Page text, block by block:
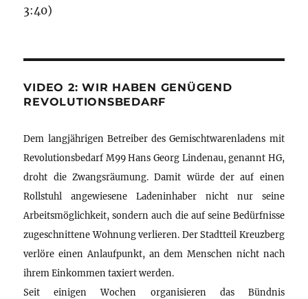
3:40)
VIDEO 2: WIR HABEN GENÜGEND
REVOLUTIONSBEDARF
Dem langjährigen Betreiber des Gemischtwarenladens mit
Revolutionsbedarf M99 Hans Georg Lindenau, genannt HG,
droht die Zwangsräumung. Damit würde der auf einen
Rollstuhl angewiesene Ladeninhaber nicht nur seine
Arbeitsmöglichkeit, sondern auch die auf seine Bedürfnisse
zugeschnittene Wohnung verlieren. Der Stadtteil Kreuzberg
verlöre einen Anlaufpunkt, an dem Menschen nicht nach
ihrem Einkommen taxiert werden.
Seit einigen Wochen organisieren das Bündnis